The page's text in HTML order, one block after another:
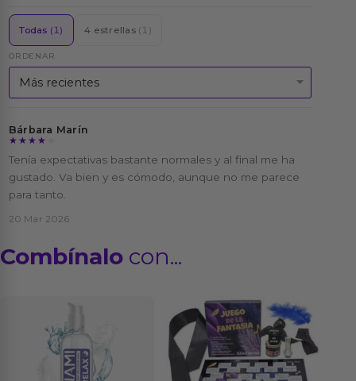
Todas (1) 4 estrellas (1)
ORDENAR
Bárbara Marín
★★★★★
★★★★★
Tenía expectativas bastante normales y al final me ha
gustado. Va bien y es cómodo, aunque no me parece
para tanto.
20 Mar 2026
Combínalo con...